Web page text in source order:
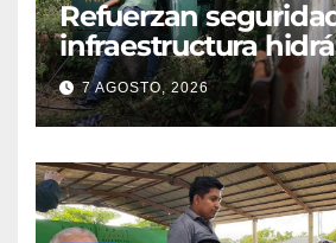
Refuerzan
infraestructura
7 AGOSTO, 2026